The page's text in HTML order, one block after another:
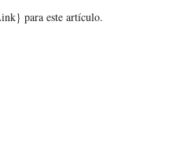
para este artículo.